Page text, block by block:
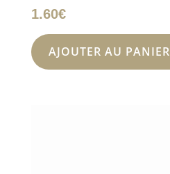
1.60€
AJOUTER AU PANIER